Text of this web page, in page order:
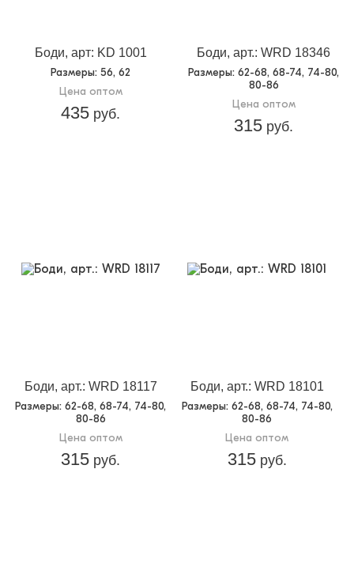
Боди, арт: KD 1001
Размеры: 56, 62
Цена оптом
435 руб.
Боди, арт.: WRD 18346
Размеры: 62-68, 68-74, 74-80,
80-86
Цена оптом
315 руб.
Боди, арт.: WRD 18117
Размеры: 62-68, 68-74, 74-80,
80-86
Цена оптом
315 руб.
Боди, арт.: WRD 18101
Размеры: 62-68, 68-74, 74-80,
80-86
Цена оптом
315руб.